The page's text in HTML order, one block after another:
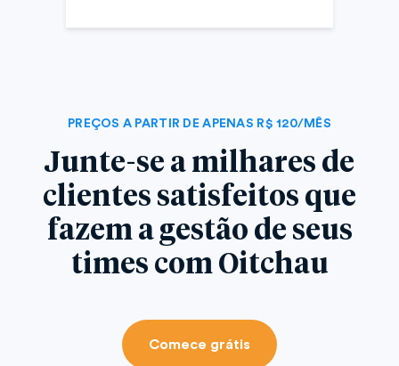
PREÇOS A PARTIR DE APENAS R$ 120/MÊS
Junte-se a milhares de
clientes satisfeitos que
fazem a gestão de seus
times com Oitchau
Comece grátis